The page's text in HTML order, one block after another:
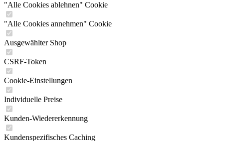
"Alle Cookies ablehnen" Cookie
"Alle Cookies annehmen" Cookie
Ausgewählter Shop
CSRF-Token
Cookie-Einstellungen
Individuelle Preise
Kunden-Wiedererkennung
Kundenspezifisches Caching